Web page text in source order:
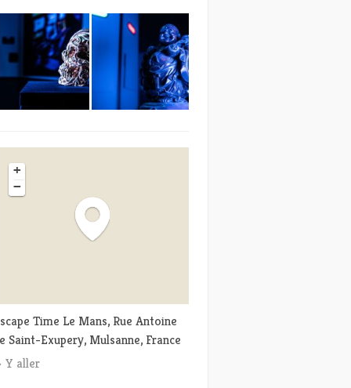
+
−
Time Le Mans, Rue Antoine
Saint-Exupery, Mulsanne, France
Y aller